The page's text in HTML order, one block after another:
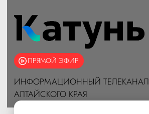
ПРЯМОЙ ЭФИР
ИНФОРМАЦИОННЫЙ ТЕЛЕКАНАЛ
АЛТАЙСКОГО КРАЯ